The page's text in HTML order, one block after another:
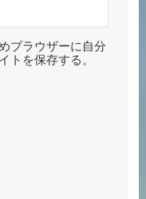
ブラウザーに自分
トを保存する。